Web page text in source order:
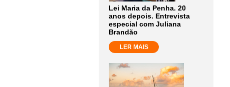
Lei Maria da Penha. 20
anos depois. Entrevista
especial com Juliana
Brandão
LER MAIS